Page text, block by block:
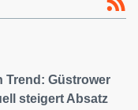
Trend: Güstrower
steigert Absatz